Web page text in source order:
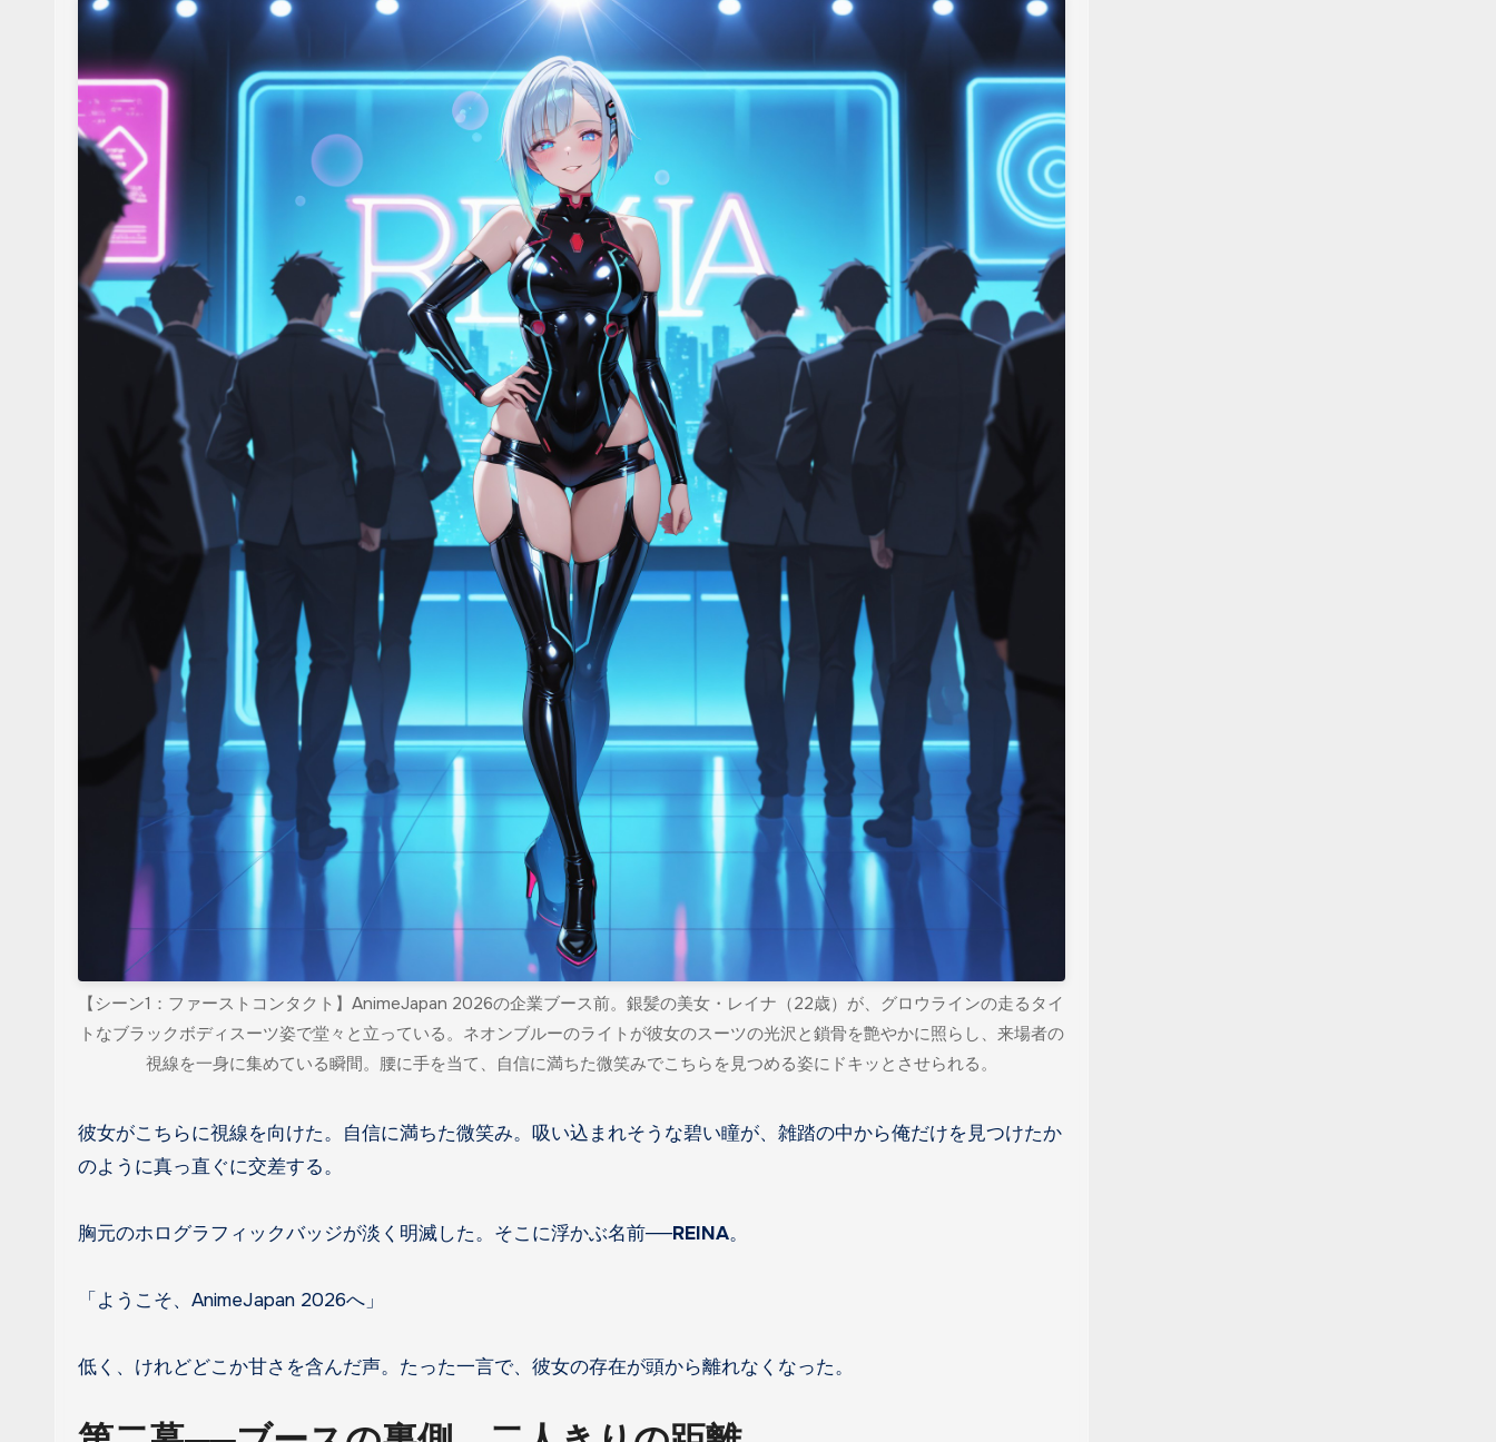
【シーン1：ファーストコンタクト】AnimeJapan 2026の企業ブース前。銀髪の美女・レイナ（22歳）が、グロウラインの走るタイ
トなブラックボディスーツ姿で堂々と立っている。ネオンブルーのライトが彼女のスーツの光沢と鎖骨を艶やかに照らし、来場者の
視線を一身に集めている瞬間。腰に手を当て、自信に満ちた微笑みでこちらを見つめる姿にドキッとさせられる。
彼女がこちらに視線を向けた。自信に満ちた微笑み。吸い込まれそうな碧い瞳が、雑踏の中から俺だけを見つけたか
のように真っ直ぐに交差する。
胸元のホログラフィックバッジが淡く明滅した。そこに浮かぶ名前──REINA。
「ようこそ、AnimeJapan 2026へ」
低く、けれどどこか甘さを含んだ声。たった一言で、彼女の存在が頭から離れなくなった。